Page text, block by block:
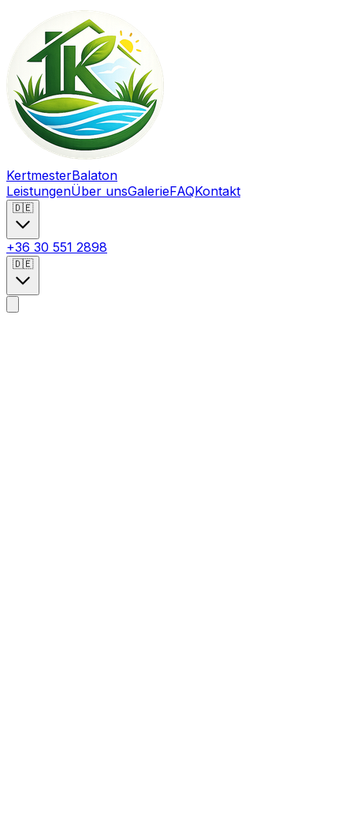
KertmesterBalaton
LeistungenÜber unsGalerieFAQKontakt
🇩🇪
+36 30 551 2898
🇩🇪